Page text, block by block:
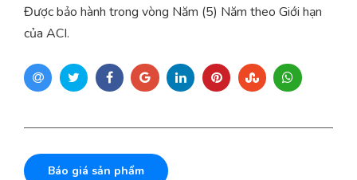
Được bảo hành trong vòng Năm (5) Năm theo Giới hạn
của ACI.
Báo giá sản phẩm